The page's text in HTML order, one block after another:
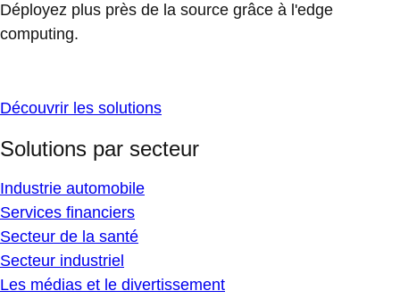
Déployez plus près de la source grâce à l'edge
computing.
Découvrir les solutions
Solutions par secteur
Industrie automobile
Services financiers
Secteur de la santé
Secteur industriel
Les médias et le divertissement